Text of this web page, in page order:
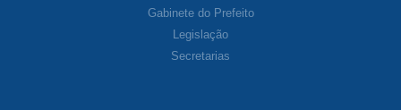
Gabinete do Prefeito
Legislação
Secretarias